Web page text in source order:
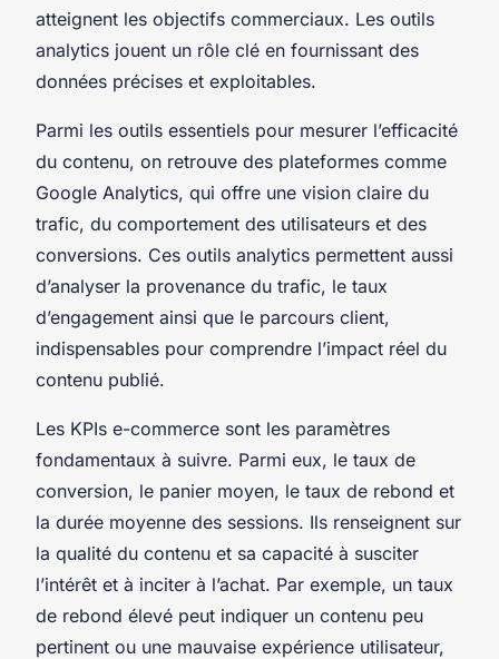
atteignent les objectifs commerciaux. Les outils
analytics jouent un rôle clé en fournissant des
données précises et exploitables.
Parmi les outils essentiels pour mesurer l’efficacité
du contenu, on retrouve des plateformes comme
Google Analytics, qui offre une vision claire du
trafic, du comportement des utilisateurs et des
conversions. Ces outils analytics permettent aussi
d’analyser la provenance du trafic, le taux
d’engagement ainsi que le parcours client,
indispensables pour comprendre l’impact réel du
contenu publié.
Les KPIs e-commerce sont les paramètres
fondamentaux à suivre. Parmi eux, le taux de
conversion, le panier moyen, le taux de rebond et
la durée moyenne des sessions. Ils renseignent sur
la qualité du contenu et sa capacité à susciter
l’intérêt et à inciter à l’achat. Par exemple, un taux
de rebond élevé peut indiquer un contenu peu
pertinent ou une mauvaise expérience utilisateur,